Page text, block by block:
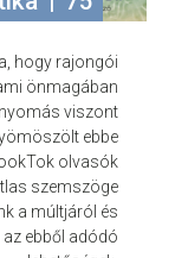
hogy rajongói
önmagában
viszont
ebbe
olvasók
szemszöge
a múltjáról és
ebből adódó